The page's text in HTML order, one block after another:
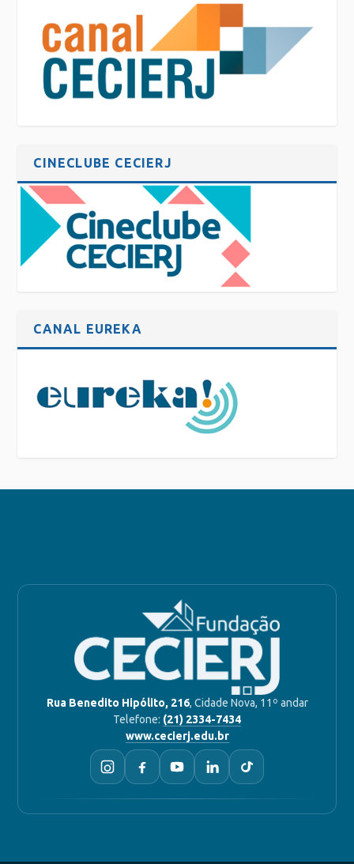
CINECLUBE CECIERJ
CANAL EUREKA
Rua Benedito Hipólito, 216, Cidade Nova, 11º andar
Telefone: (21) 2334-7434
www.cecierj.edu.br